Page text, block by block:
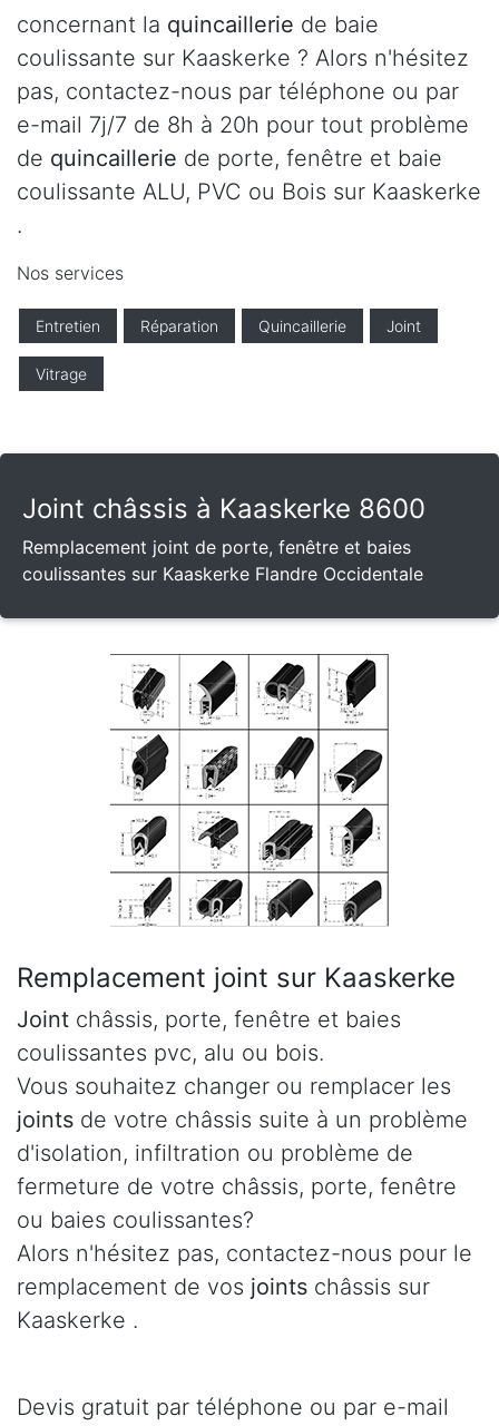
concernant la quincaillerie de baie
coulissante sur Kaaskerke ? Alors n'hésitez
pas, contactez-nous par téléphone ou par
e-mail 7j/7 de 8h à 20h pour tout problème
de quincaillerie de porte, fenêtre et baie
coulissante ALU, PVC ou Bois sur Kaaskerke
.
Nos services
Entretien Réparation Quincaillerie Joint
Vitrage
Joint châssis à Kaaskerke 8600
Remplacement joint de porte, fenêtre et baies
coulissantes sur Kaaskerke Flandre Occidentale
Remplacement joint sur Kaaskerke
Joint châssis, porte, fenêtre et baies
coulissantes pvc, alu ou bois.
Vous souhaitez changer ou remplacer les
joints de votre châssis suite à un problème
d'isolation, infiltration ou problème de
fermeture de votre châssis, porte, fenêtre
ou baies coulissantes?
Alors n'hésitez pas, contactez-nous pour le
remplacement de vos joints châssis sur
Kaaskerke .
Devis gratuit par téléphone ou par e-mail